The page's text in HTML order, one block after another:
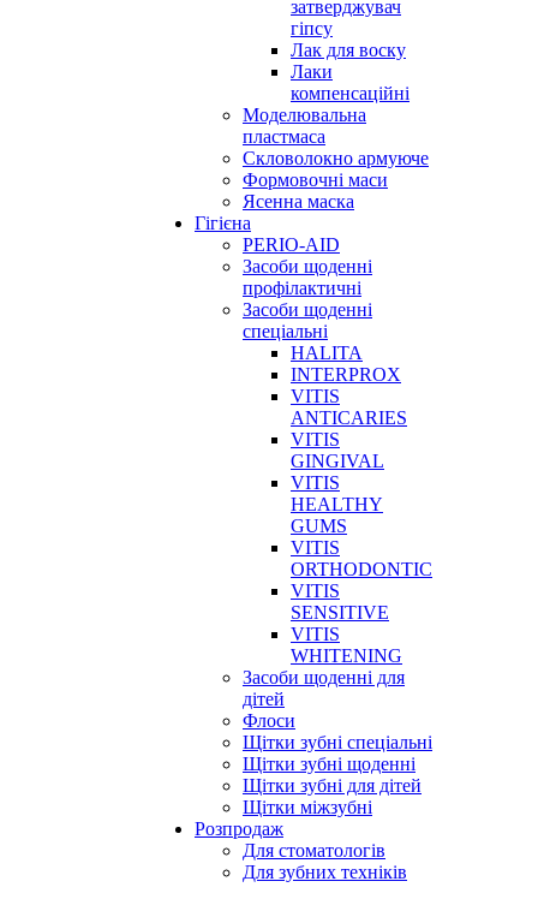
затверджувач
гіпсу
Лак для воску
Лаки
компенсаційні
Моделювальна
пластмаса
Скловолокно армуюче
Формовочні маси
Ясенна маска
Гігієна
PERIO-AID
Засоби щоденні
профілактичні
Засоби щоденні
спеціальні
HALITA
INTERPROX
VITIS
ANTICARIES
VITIS
GINGIVAL
VITIS
HEALTHY
GUMS
VITIS
ORTHODONTIC
VITIS
SENSITIVE
VITIS
WHITENING
Засоби щоденні для
дітей
Флоси
Щітки зубні спеціальні
Щітки зубні щоденні
Щітки зубні для дітей
Щітки міжзубні
Розпродаж
Для стоматологів
Для зубних техніків